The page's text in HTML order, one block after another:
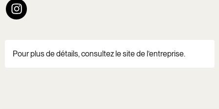
Pour plus de détails, consultez le site de l’entreprise.